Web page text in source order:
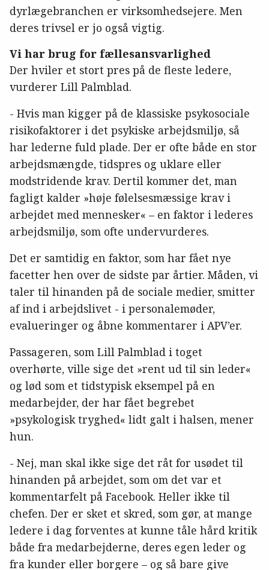
dyrlægebranchen er virksomhedsejere. Men
deres trivsel er jo også vigtig.
Vi har brug for fællesansvarlighed
Der hviler et stort pres på de fleste ledere,
vurderer Lill Palmblad.
- Hvis man kigger på de klassiske psykosociale
risikofaktorer i det psykiske arbejdsmiljø, så
har lederne fuld plade. Der er ofte både en stor
arbejdsmængde, tidspres og uklare eller
modstridende krav. Dertil kommer det, man
fagligt kalder »høje følelsesmæssige krav i
arbejdet med mennesker« – en faktor i lederes
arbejdsmiljø, som ofte undervurderes.
Det er samtidig en faktor, som har fået nye
facetter hen over de sidste par årtier. Måden, vi
taler til hinanden på de sociale medier, smitter
af ind i arbejdslivet - i personalemøder,
evalueringer og åbne kommentarer i APV’er.
Passageren, som Lill Palmblad i toget
overhørte, ville sige det »rent ud til sin leder«
og lød som et tidstypisk eksempel på en
medarbejder, der har fået begrebet
»psykologisk tryghed« lidt galt i halsen, mener
hun.
- Nej, man skal ikke sige det råt for usødet til
hinanden på arbejdet, som om det var et
kommentarfelt på Facebook. Heller ikke til
chefen. Der er sket et skred, som gør, at mange
ledere i dag forventes at kunne tåle hård kritik
både fra medarbejderne, deres egen leder og
fra kunder eller borgere – og så bare give